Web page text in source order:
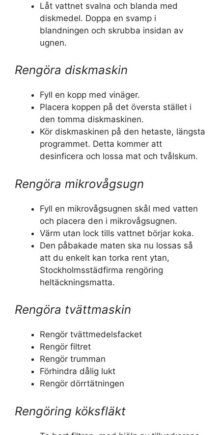
Låt vattnet svalna och blanda med
diskmedel. Doppa en svamp i
blandningen och skrubba insidan av
ugnen.
Rengöra diskmaskin
Fyll en kopp med vinäger.
Placera koppen på det översta stället i
den tomma diskmaskinen.
Kör diskmaskinen på den hetaste, längsta
programmet. Detta kommer att
desinficera och lossa mat och tvålskum.
Rengöra mikrovågsugn
Fyll en mikrovågsugnen skål med vatten
och placera den i mikrovågsugnen.
Värm utan lock tills vattnet börjar koka.
Den påbakade maten ska nu lossas så
att du enkelt kan torka rent ytan,
Stockholmsstädfirma rengöring
heltäckningsmatta.
Rengöra tvättmaskin
Rengör tvättmedelsfacket
Rengör filtret
Rengör trumman
Förhindra dålig lukt
Rengör dörrtätningen
Rengöring köksfläkt